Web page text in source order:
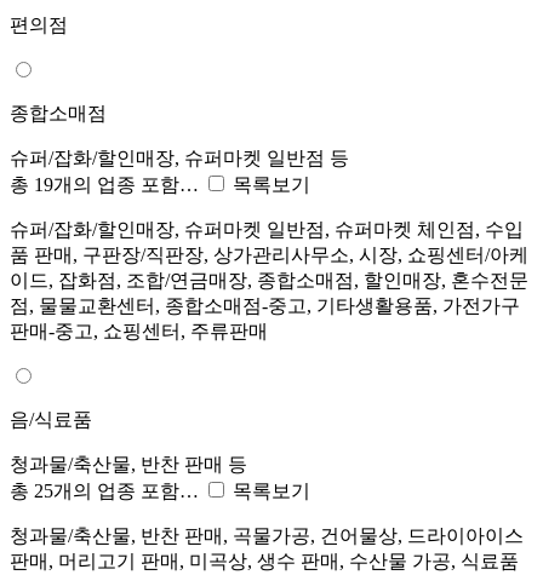
편의점
종합소매점
슈퍼/잡화/할인매장, 슈퍼마켓 일반점 등
총 19개의 업종 포함…
목록보기
슈퍼/잡화/할인매장, 슈퍼마켓 일반점, 슈퍼마켓 체인점, 수입
품 판매, 구판장/직판장, 상가관리사무소, 시장, 쇼핑센터/아케
이드, 잡화점, 조합/연금매장, 종합소매점, 할인매장, 혼수전문
점, 물물교환센터, 종합소매점-중고, 기타생활용품, 가전가구
판매-중고, 쇼핑센터, 주류판매
음/식료품
청과물/축산물, 반찬 판매 등
총 25개의 업종 포함…
목록보기
청과물/축산물, 반찬 판매, 곡물가공, 건어물상, 드라이아이스
판매, 머리고기 판매, 미곡상, 생수 판매, 수산물 가공, 식료품